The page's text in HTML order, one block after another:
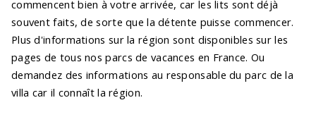
commencent bien à votre arrivée, car les lits sont déjà
souvent faits, de sorte que la détente puisse commencer.
Plus d'informations sur la région sont disponibles sur les
pages de tous nos parcs de vacances en France. Ou
demandez des informations au responsable du parc de la
villa car il connaît la région.